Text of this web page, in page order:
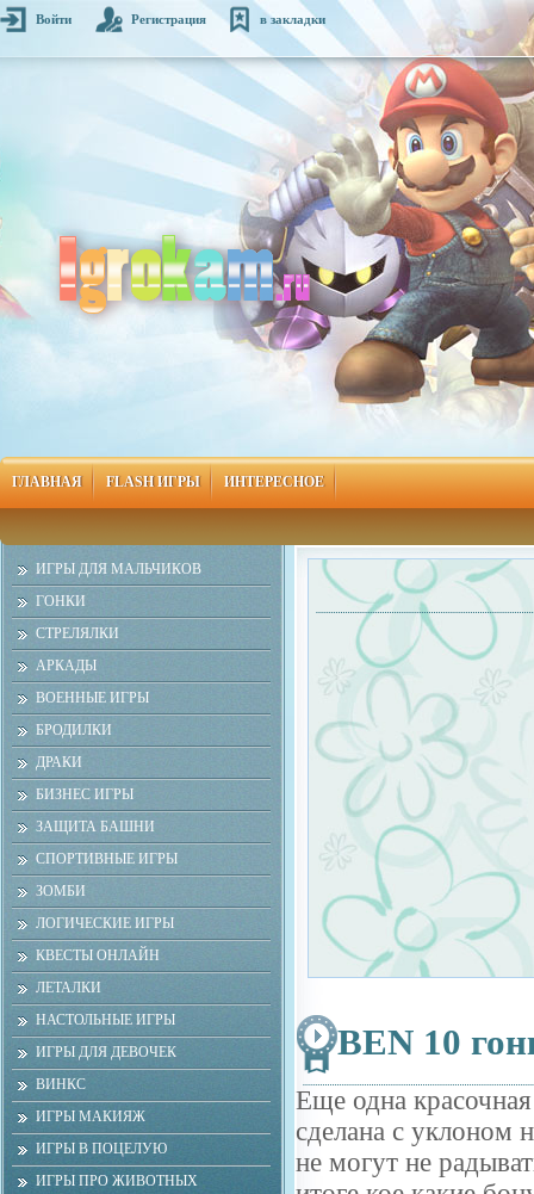
Войти Регистрация в закладки
ГЛАВНАЯ FLASH ИГРЫ ИНТЕРЕСНОЕ
ИГРЫ ДЛЯ МАЛЬЧИКОВ
ГОНКИ
СТРЕЛЯЛКИ
АРКАДЫ
ВОЕННЫЕ ИГРЫ
БРОДИЛКИ
ДРАКИ
БИЗНЕС ИГРЫ
ЗАЩИТА БАШНИ
СПОРТИВНЫЕ ИГРЫ
ЗОМБИ
ЛОГИЧЕСКИЕ ИГРЫ
КВЕСТЫ ОНЛАЙН
ЛЕТАЛКИ
НАСТОЛЬНЫЕ ИГРЫ
ИГРЫ ДЛЯ ДЕВОЧЕК
ВИНКС
ИГРЫ МАКИЯЖ
ИГРЫ В ПОЦЕЛУЮ
ИГРЫ ПРО ЖИВОТНЫХ
BEN 10
Еще одна
сделана с уклоном
не могут не